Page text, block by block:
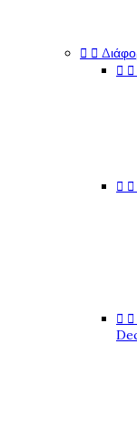
 
 
 
 